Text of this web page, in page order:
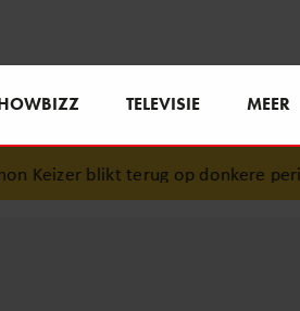
TELEVISIE MEER
Keizer blikt terug op donkere